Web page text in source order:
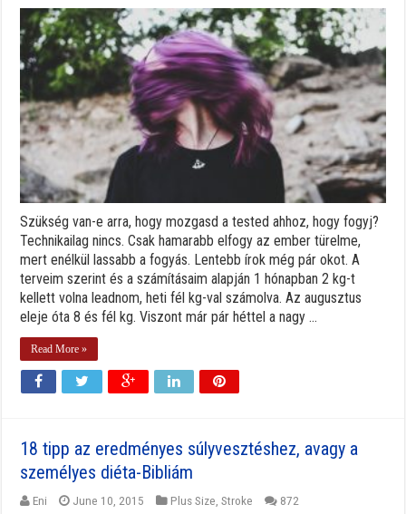
Szükség van-e arra, hogy mozgasd a tested ahhoz, hogy fogyj?
Technikailag nincs. Csak hamarabb elfogy az ember türelme,
mert enélkül lassabb a fogyás. Lentebb írok még pár okot. A
terveim szerint és a számításaim alapján 1 hónapban 2 kg-t
kellett volna leadnom, heti fél kg-val számolva. Az augusztus
eleje óta 8 és fél kg. Viszont már pár héttel a nagy ...
Read More »
18 tipp az eredményes súlyvesztéshez, avagy a
személyes diéta-Bibliám
Eni June 10, 2015 Plus Size ,Stroke 872